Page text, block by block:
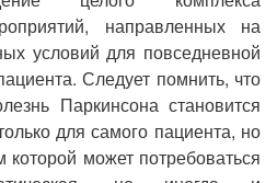
направленных на
условий для повседневной
Следует помнить, что
Паркинсона становится
для самого пациента, но
может потребоваться